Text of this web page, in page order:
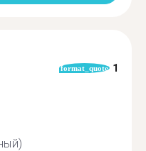
format_quote 1